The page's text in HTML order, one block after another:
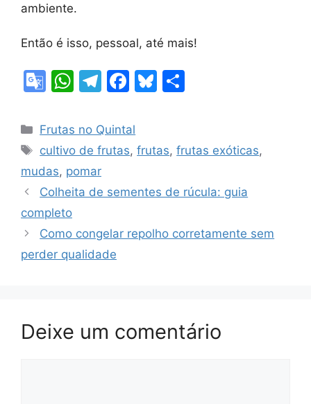
ambiente.
Então é isso, pessoal, até mais!
G
o
gl
e
Tr
a
n
sl
W
at
s
A
p
T
e
gr
m
F
c
e
o
k
Bl
s
y
e
Categorias
Frutas no Quintal
Tags
cultivo de frutas,frutas,frutas exóticas,
mudas, pomar
Colheita de sementes de rúcula: guia
completo
Como congelar repolho corretamente sem
perder qualidade
Deixe um comentário